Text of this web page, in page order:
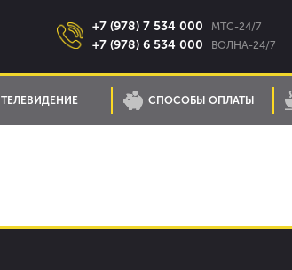
+7 (978) 7 534 000 MTC-24/7
+7 (978) 6 534 000 ВОЛНА-24/7
ТЕЛЕВИДЕНИЕ СПОСОБЫ ОПЛАТЫ